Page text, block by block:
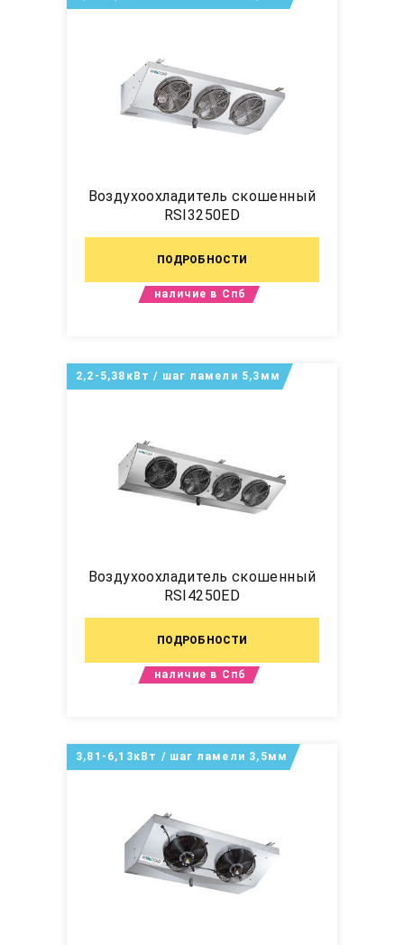
Воздухоохладитель скошенный
RSI3250ED
ПОДРОБНОСТИ
наличие в Спб
Воздухоохладитель скошенный
RSI4250ED
ПОДРОБНОСТИ
2,2-5,38кВт / шаг ламели 5,3мм
наличие в Спб
3,81-6,13кВт / шаг ламели 3,5мм